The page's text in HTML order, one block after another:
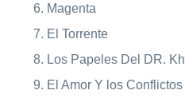
Magenta
El Torrente
Los Papeles Del DR.
El Amor Y los Conflictos